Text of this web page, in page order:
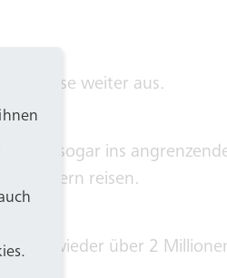
Busse weiter aus.
und sogar ins
Flandern reisen.
BVG wieder über 2